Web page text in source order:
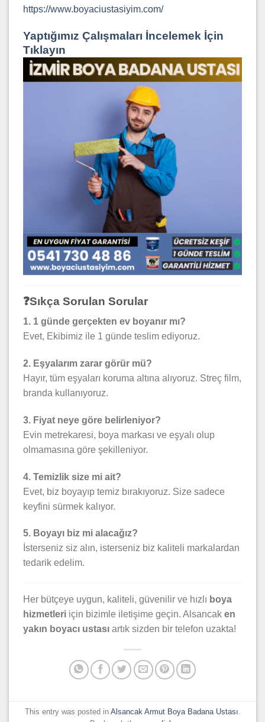
https://www.boyaciustasiyim.com/
Yaptığımız Çalışmaları İncelemek İçin
Tıklayın
❓Sıkça Sorulan Sorular
1. 1 günde gerçekten ev boyanır mı?
Evet, Ekibimiz ile 1 günde teslim ediyoruz.
2. Eşyalarım zarar görür mü?
Hayır, tüm eşyaları koruma altına alıyoruz. Streç film,
branda kullanıyoruz.
3. Fiyat neye göre belirleniyor?
Evin metrekaresi, boya markası ve eşyalı olup
olmamasına göre şekilleniyor.
4. Temizlik size mi ait?
Evet, biz boyayıp temiz bırakıyoruz. Size sadece
keyfini sürmek kalıyor.
5. Boyayı biz mi alacağız?
İsterseniz siz alın, isterseniz biz kaliteli markalardan
tedarik edelim.
Her bütçeye uygun, kaliteli, güvenilir ve hızlı boya
hizmetleri için bizimle iletişime geçin. Alsancak en
yakın boyacı ustası artık sizden bir telefon uzakta!
This entry was posted in Alsancak Armut Boya Badana Ustası